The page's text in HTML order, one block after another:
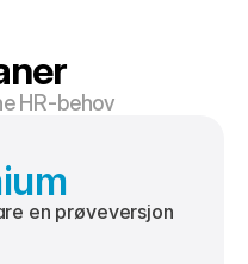
HR-behov
en prøveversjon